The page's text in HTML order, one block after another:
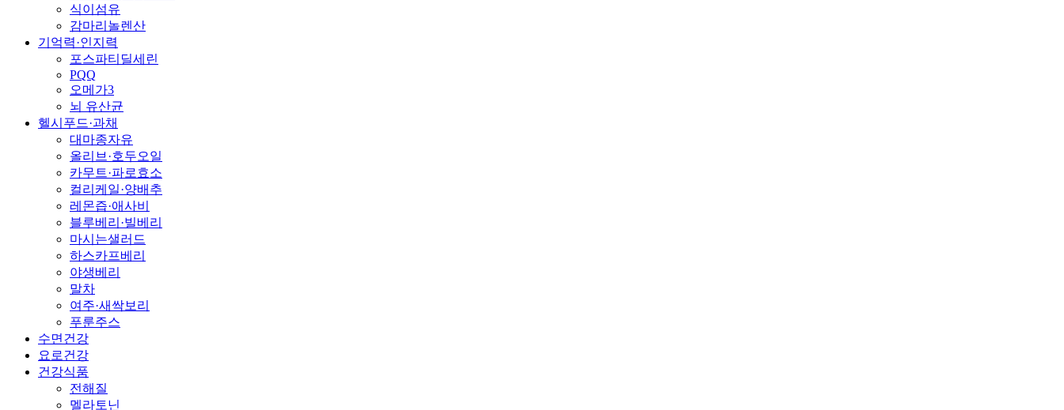
식이섬유
감마리놀렌산
기억력·인지력
포스파티딜세린
PQQ
오메가3
뇌 유산균
헬시푸드·과채
대마종자유
올리브·호두오일
카무트·파로효소
컬리케일·양배추
레몬즙·애사비
블루베리·빌베리
마시는샐러드
하스카프베리
야생베리
말차
여주·새싹보리
푸룬주스
수면건강
요로건강
건강식품
전해질
멜라토닌